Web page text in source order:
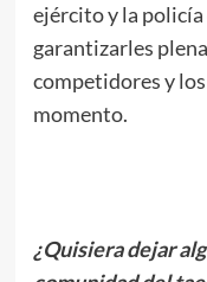
ejército y la
garantizarles
competidores y
momento.
¿Quisiera dejar